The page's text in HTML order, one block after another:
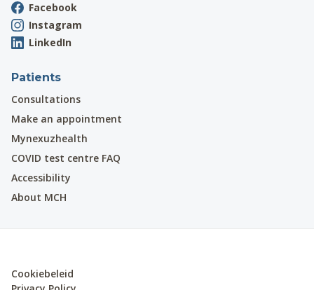
Facebook
Instagram
LinkedIn
Patients
Consultations
Make an appointment
Mynexuzhealth
COVID test centre FAQ
Accessibility
About MCH
Cookiebeleid